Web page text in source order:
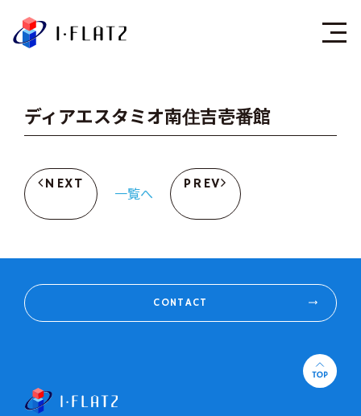
ディアエスタミオ南住吉壱番館
NEXT
一覧へ
PREV
CONTACT